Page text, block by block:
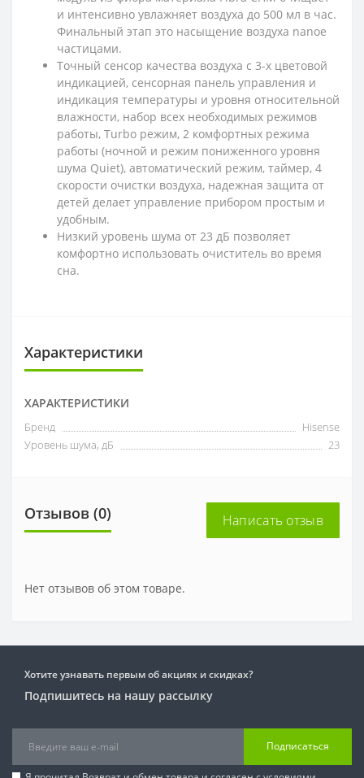
и интенсивно увлажняет воздуха до 500 мл в час.
Финальный этап это насыщение воздуха nanoe
частицами.
Точный сенсор качества воздуха с 3-х цветовой
индикацией, сенсорная панель управления и
индикация температуры и уровня относительной
влажности, набор всех необходимых режимов
работы, Turbo режим, 2 комфортных режима
работы (ночной и режим пониженного уровня
шума Quiet), автоматический режим, таймер, 4
скорости очистки воздуха, надежная защита от
детей делает управление прибором простым и
удобным.
Низкий уровень шума от 23 дБ позволяет
комфортно использовать очиститель во время
сна.
Характеристики
ХАРАКТЕРИСТИКИ
Бренд
Hisense
Уровень шума, дБ
23
Отзывов (0) Написать отзыв
Нет отзывов об этом товаре.
Хотите узнавать первым об акциях и скидках?
Подпишитесь на нашу рассылку
Подписаться